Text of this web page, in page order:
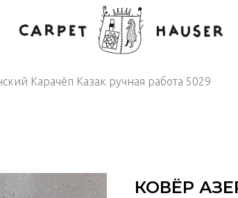
Карачёп Казак ручная работа 5029
КОВЁР